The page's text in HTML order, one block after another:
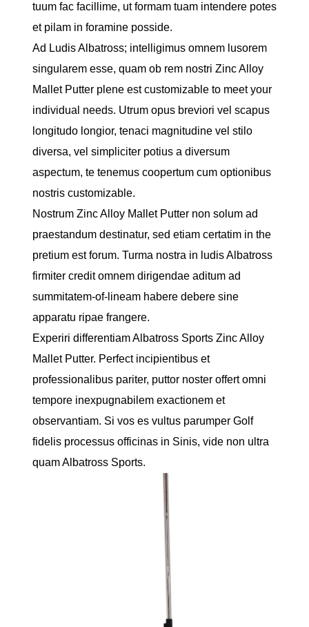
tuum fac facillime, ut formam tuam intendere potes
et pilam in foramine posside.
Ad Ludis Albatross; intelligimus omnem lusorem
singularem esse, quam ob rem nostri Zinc Alloy
Mallet Putter plene est customizable to meet your
individual needs. Utrum opus breviori vel scapus
longitudo longior, tenaci magnitudine vel stilo
diversa, vel simpliciter potius a diversum
aspectum, te tenemus coopertum cum optionibus
nostris customizable.
Nostrum Zinc Alloy Mallet Putter non solum ad
praestandum destinatur, sed etiam certatim in the
pretium est forum. Turma nostra in ludis Albatross
firmiter credit omnem dirigendae aditum ad
summitatem-of-lineam habere debere sine
apparatu ripae frangere.
Experiri differentiam Albatross Sports Zinc Alloy
Mallet Putter. Perfect incipientibus et
professionalibus pariter, puttor noster offert omni
tempore inexpugnabilem exactionem et
observantiam. Si vos es vultus parumper Golf
fidelis processus officinas in Sinis, vide non ultra
quam Albatross Sports.